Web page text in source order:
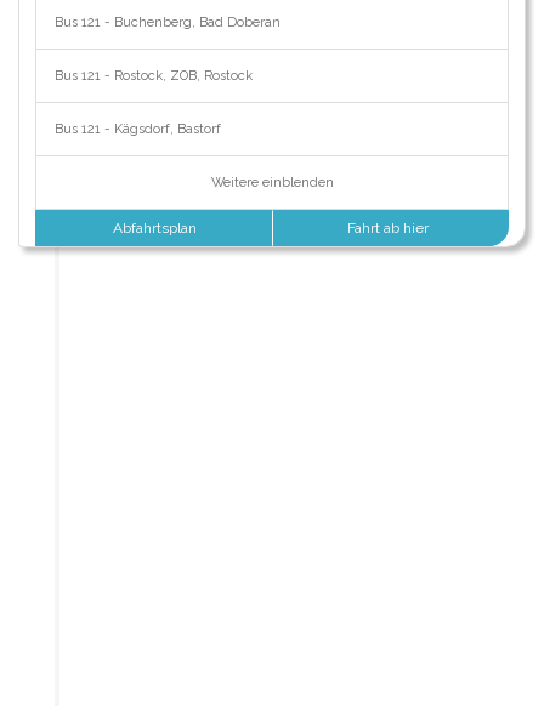
Bus 121 - Buchenberg, Bad Doberan
Bus 121 - Rostock, ZOB, Rostock
Bus 121 - Kägsdorf, Bastorf
Weitere einblenden
Abfahrtsplan Fahrt ab hier